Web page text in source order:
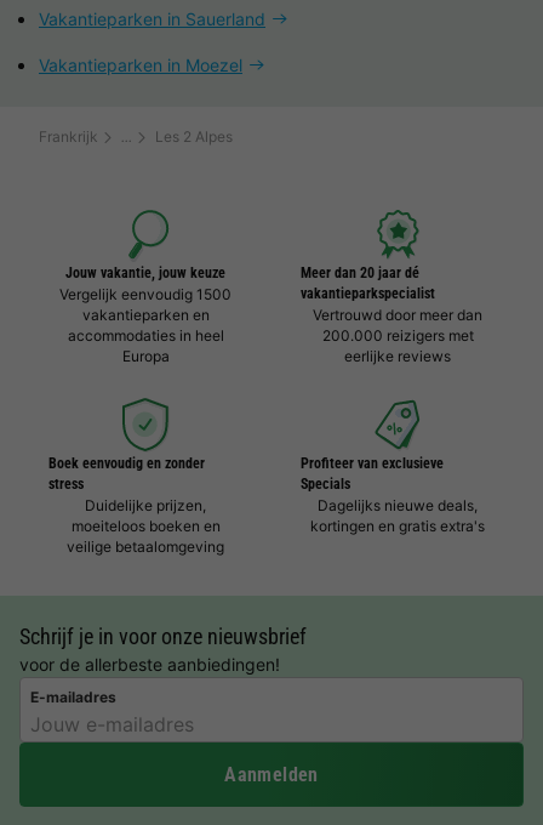
Vakantieparken in Sauerland
Vakantieparken in Moezel
Frankrijk Les 2 Alpes
Jouw vakantie, jouw keuze
Vergelijk eenvoudig 1500
vakantieparken en
accommodaties in heel
Europa
Meer dan 20 jaar dé
vakantieparkspecialist
Vertrouwd door meer dan
200.000 reizigers met
eerlijke reviews
Boek eenvoudig en zonder
stress
Duidelijke prijzen,
moeiteloos boeken en
veilige betaalomgeving
Profiteer van exclusieve
Specials
Dagelijks nieuwe deals,
kortingen en gratis extra's
Schrijf je in voor onze nieuwsbrief
voor de allerbeste aanbiedingen!
E-mailadres
Aanmelden